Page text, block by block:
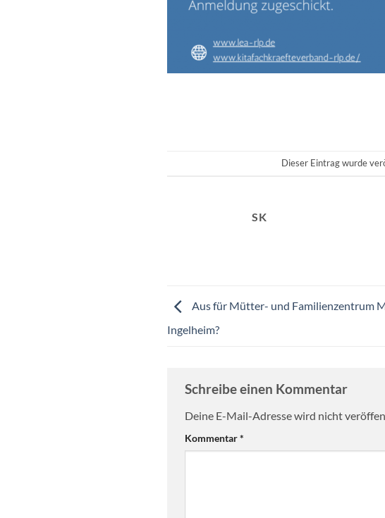
Dieser Eintrag wurde
SK
Aus für Mütter- und Familienzentrum
Ingelheim?
Schreibe einen Kommentar
Deine E-Mail-Adresse wird nicht
Kommentar*